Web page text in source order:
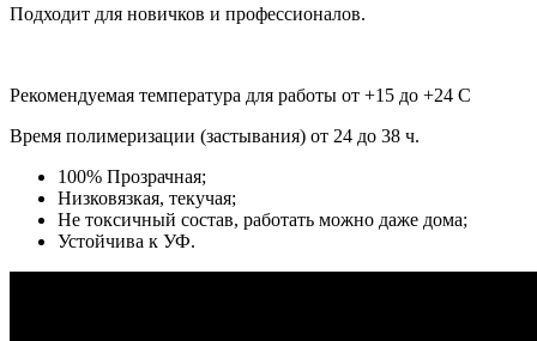
Подходит для новичков и профессионалов.
Рекомендуемая температура для работы от +15 до +24 С
Время полимеризации (застывания) от 24 до 38 ч.
100% Прозрачная;
Низковязкая, текучая;
Не токсичный состав, работать можно даже дома;
Устойчива к УФ.